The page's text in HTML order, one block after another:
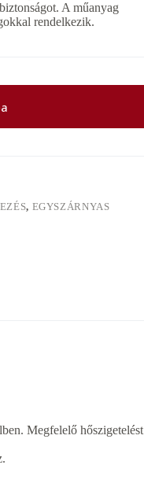
A műanyag
rendelkezik.
, EGYSZÁRNYAS
Megfelelő hőszigetelést